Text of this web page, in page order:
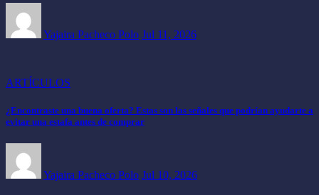
Yajaira Pacheco Polo Jul 11, 2026
ARTÍCULOS
¿Encontraste una buena oferta? Estas son las señales que podrían ayudarte a
evitar una estafa antes de comprar
Yajaira Pacheco Polo Jul 10, 2026